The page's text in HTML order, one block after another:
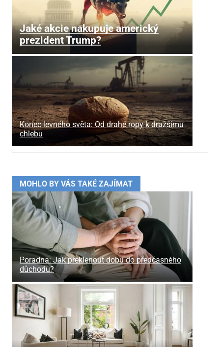
Jaké akcie nakupuje americký
prezident Trump?
Konec levného světa: Od drahé ropy k dražšímu
chlebu
MOHLO BY VÁS TAKÉ ZAJÍMAT
Poradna: Jak překlenout dobu do předčasného
důchodu?